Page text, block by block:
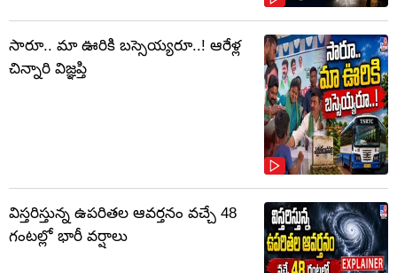
సారూ.. మా ఊరికి బస్సెయ్యరూ..! ఆరేళ్ల
చిన్నారి విజ్ఞప్తి
విస్తరిస్తున్న ఉపరితల ఆవర్తనం వచ్చే 48
గంటల్లో భారీ వర్షాలు